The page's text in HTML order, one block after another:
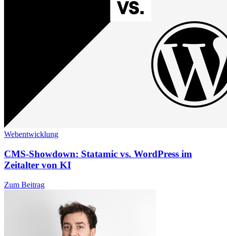
Webentwicklung
CMS-Showdown: Statamic vs. WordPress im
Zeitalter von KI
Zum Beitrag